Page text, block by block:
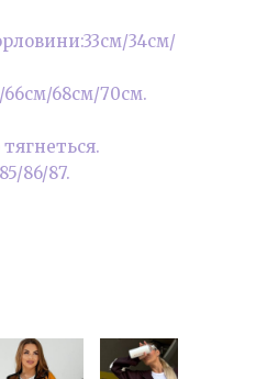
34см/
68см/70см.
86/87.